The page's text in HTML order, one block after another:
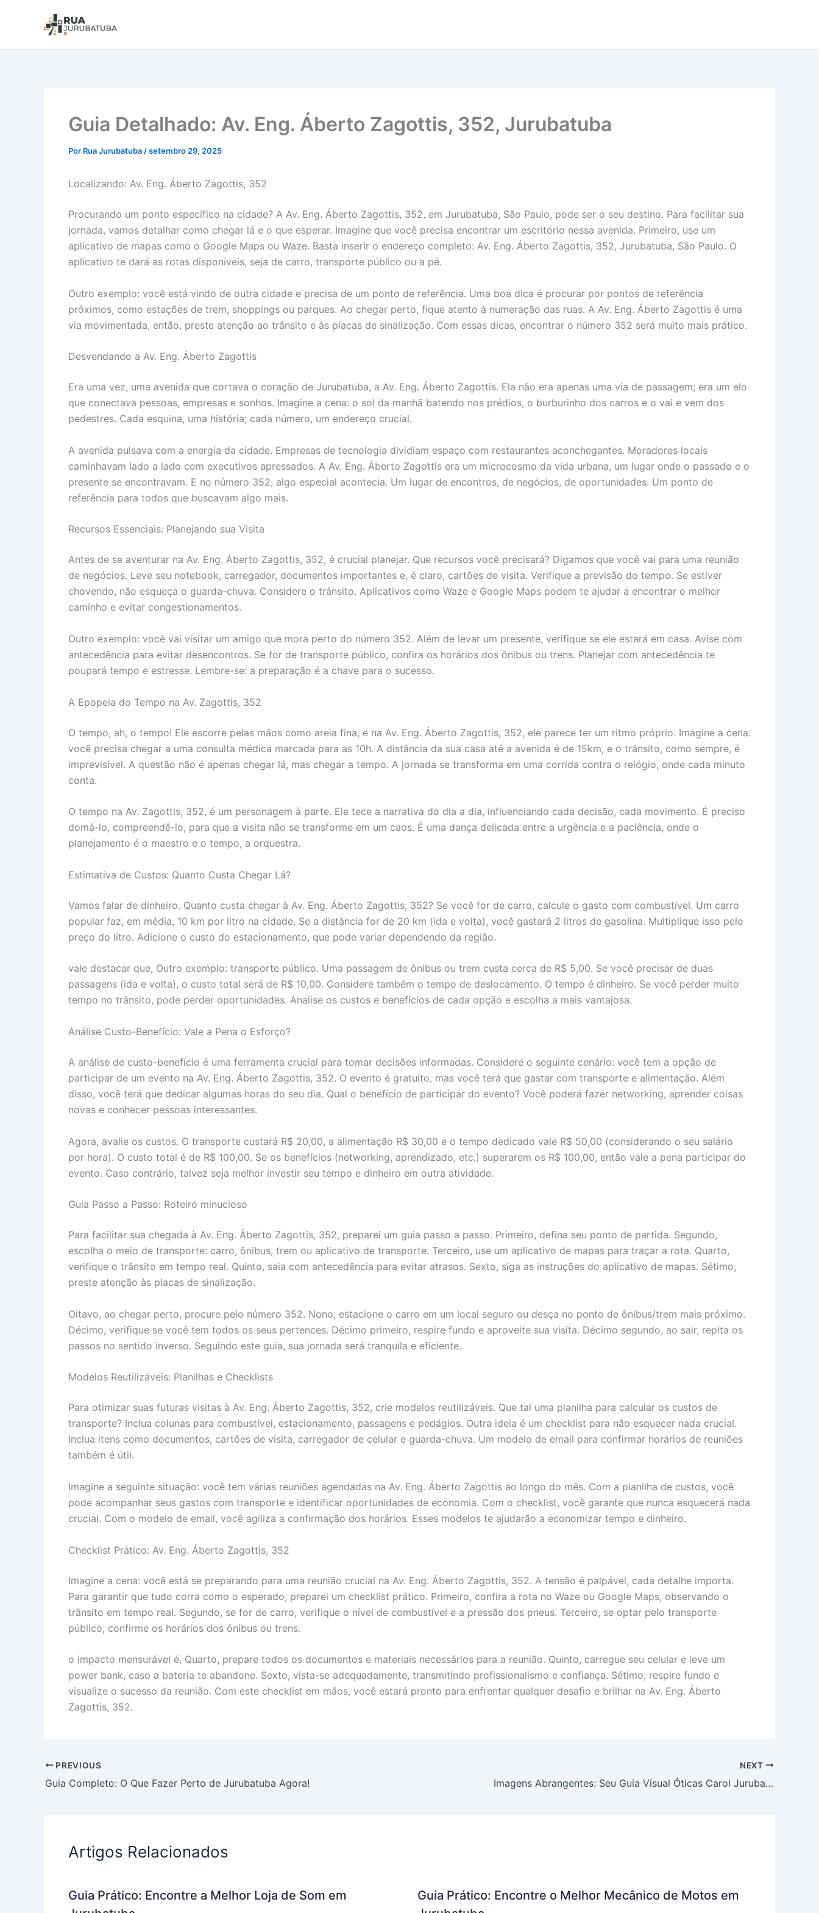
Guia Detalhado: Av. Eng. Áberto Zagottis, 352, Jurubatuba
Por Rua Jurubatuba /setembro 29, 2025
Localizando: Av. Eng. Áberto Zagottis, 352
Procurando um ponto específico na cidade? A Av. Eng. Áberto Zagottis, 352, em Jurubatuba, São Paulo, pode ser o seu destino. Para facilitar sua
jornada, vamos detalhar como chegar lá e o que esperar. Imagine que você precisa encontrar um escritório nessa avenida. Primeiro, use um
aplicativo de mapas como o Google Maps ou Waze. Basta inserir o endereço completo: Av. Eng. Áberto Zagottis, 352, Jurubatuba, São Paulo. O
aplicativo te dará as rotas disponíveis, seja de carro, transporte público ou a pé.
Outro exemplo: você está vindo de outra cidade e precisa de um ponto de referência. Uma boa dica é procurar por pontos de referência
próximos, como estações de trem, shoppings ou parques. Ao chegar perto, fique atento à numeração das ruas. A Av. Eng. Áberto Zagottis é uma
via movimentada, então, preste atenção ao trânsito e às placas de sinalização. Com essas dicas, encontrar o número 352 será muito mais prático.
Desvendando a Av. Eng. Áberto Zagottis
Era uma vez, uma avenida que cortava o coração de Jurubatuba, a Av. Eng. Áberto Zagottis. Ela não era apenas uma via de passagem; era um elo
que conectava pessoas, empresas e sonhos. Imagine a cena: o sol da manhã batendo nos prédios, o burburinho dos carros e o vai e vem dos
pedestres. Cada esquina, uma história; cada número, um endereço crucial.
A avenida pulsava com a energia da cidade. Empresas de tecnologia dividiam espaço com restaurantes aconchegantes. Moradores locais
caminhavam lado a lado com executivos apressados. A Av. Eng. Áberto Zagottis era um microcosmo da vida urbana, um lugar onde o passado e o
presente se encontravam. E no número 352, algo especial acontecia. Um lugar de encontros, de negócios, de oportunidades. Um ponto de
referência para todos que buscavam algo mais.
Recursos Essenciais: Planejando sua Visita
Antes de se aventurar na Av. Eng. Áberto Zagottis, 352, é crucial planejar. Que recursos você precisará? Digamos que você vai para uma reunião
de negócios. Leve seu notebook, carregador, documentos importantes e, é claro, cartões de visita. Verifique a previsão do tempo. Se estiver
chovendo, não esqueça o guarda-chuva. Considere o trânsito. Aplicativos como Waze e Google Maps podem te ajudar a encontrar o melhor
caminho e evitar congestionamentos.
Outro exemplo: você vai visitar um amigo que mora perto do número 352. Além de levar um presente, verifique se ele estará em casa. Avise com
antecedência para evitar desencontros. Se for de transporte público, confira os horários dos ônibus ou trens. Planejar com antecedência te
poupará tempo e estresse. Lembre-se: a preparação é a chave para o sucesso.
A Epopeia do Tempo na Av. Zagottis, 352
O tempo, ah, o tempo! Ele escorre pelas mãos como areia fina, e na Av. Eng. Áberto Zagottis, 352, ele parece ter um ritmo próprio. Imagine a cena:
você precisa chegar a uma consulta médica marcada para as 10h. A distância da sua casa até a avenida é de 15km, e o trânsito, como sempre, é
imprevisível. A questão não é apenas chegar lá, mas chegar a tempo. A jornada se transforma em uma corrida contra o relógio, onde cada minuto
conta.
O tempo na Av. Zagottis, 352, é um personagem à parte. Ele tece a narrativa do dia a dia, influenciando cada decisão, cada movimento. É preciso
domá-lo, compreendê-lo, para que a visita não se transforme em um caos. É uma dança delicada entre a urgência e a paciência, onde o
planejamento é o maestro e o tempo, a orquestra.
Estimativa de Custos: Quanto Custa Chegar Lá?
Vamos falar de dinheiro. Quanto custa chegar à Av. Eng. Áberto Zagottis, 352? Se você for de carro, calcule o gasto com combustível. Um carro
popular faz, em média, 10 km por litro na cidade. Se a distância for de 20 km (ida e volta), você gastará 2 litros de gasolina. Multiplique isso pelo
preço do litro. Adicione o custo do estacionamento, que pode variar dependendo da região.
vale destacar que, Outro exemplo: transporte público. Uma passagem de ônibus ou trem custa cerca de R$ 5,00. Se você precisar de duas
passagens (ida e volta), o custo total será de R$ 10,00. Considere também o tempo de deslocamento. O tempo é dinheiro. Se você perder muito
tempo no trânsito, pode perder oportunidades. Analise os custos e benefícios de cada opção e escolha a mais vantajosa.
Análise Custo-Benefício: Vale a Pena o Esforço?
A análise de custo-benefício é uma ferramenta crucial para tomar decisões informadas. Considere o seguinte cenário: você tem a opção de
participar de um evento na Av. Eng. Áberto Zagottis, 352. O evento é gratuito, mas você terá que gastar com transporte e alimentação. Além
disso, você terá que dedicar algumas horas do seu dia. Qual o benefício de participar do evento? Você poderá fazer networking, aprender coisas
novas e conhecer pessoas interessantes.
Agora, avalie os custos. O transporte custará R$ 20,00, a alimentação R$ 30,00 e o tempo dedicado vale R$ 50,00 (considerando o seu salário
por hora). O custo total é de R$ 100,00. Se os benefícios (networking, aprendizado, etc.) superarem os R$ 100,00, então vale a pena participar do
evento. Caso contrário, talvez seja melhor investir seu tempo e dinheiro em outra atividade.
Guia Passo a Passo: Roteiro minucioso
Para facilitar sua chegada à Av. Eng. Áberto Zagottis, 352, preparei um guia passo a passo. Primeiro, defina seu ponto de partida. Segundo,
escolha o meio de transporte: carro, ônibus, trem ou aplicativo de transporte. Terceiro, use um aplicativo de mapas para traçar a rota. Quarto,
verifique o trânsito em tempo real. Quinto, saia com antecedência para evitar atrasos. Sexto, siga as instruções do aplicativo de mapas. Sétimo,
preste atenção às placas de sinalização.
Oitavo, ao chegar perto, procure pelo número 352. Nono, estacione o carro em um local seguro ou desça no ponto de ônibus/trem mais próximo.
Décimo, verifique se você tem todos os seus pertences. Décimo primeiro, respire fundo e aproveite sua visita. Décimo segundo, ao sair, repita os
passos no sentido inverso. Seguindo este guia, sua jornada será tranquila e eficiente.
Modelos Reutilizáveis: Planilhas e Checklists
Para otimizar suas futuras visitas à Av. Eng. Áberto Zagottis, 352, crie modelos reutilizáveis. Que tal uma planilha para calcular os custos de
transporte? Inclua colunas para combustível, estacionamento, passagens e pedágios. Outra ideia é um checklist para não esquecer nada crucial.
Inclua itens como documentos, cartões de visita, carregador de celular e guarda-chuva. Um modelo de email para confirmar horários de reuniões
também é útil.
Imagine a seguinte situação: você tem várias reuniões agendadas na Av. Eng. Áberto Zagottis ao longo do mês. Com a planilha de custos, você
pode acompanhar seus gastos com transporte e identificar oportunidades de economia. Com o checklist, você garante que nunca esquecerá nada
crucial. Com o modelo de email, você agiliza a confirmação dos horários. Esses modelos te ajudarão a economizar tempo e dinheiro.
Checklist Prático: Av. Eng. Áberto Zagottis, 352
Imagine a cena: você está se preparando para uma reunião crucial na Av. Eng. Áberto Zagottis, 352. A tensão é palpável, cada detalhe importa.
Para garantir que tudo corra como o esperado, preparei um checklist prático. Primeiro, confira a rota no Waze ou Google Maps, observando o
trânsito em tempo real. Segundo, se for de carro, verifique o nível de combustível e a pressão dos pneus. Terceiro, se optar pelo transporte
público, confirme os horários dos ônibus ou trens.
o impacto mensurável é, Quarto, prepare todos os documentos e materiais necessários para a reunião. Quinto, carregue seu celular e leve um
power bank, caso a bateria te abandone. Sexto, vista-se adequadamente, transmitindo profissionalismo e confiança. Sétimo, respire fundo e
visualize o sucesso da reunião. Com este checklist em mãos, você estará pronto para enfrentar qualquer desafio e brilhar na Av. Eng. Áberto
Zagottis, 352.
PREVIOUS
Guia Completo: O Que Fazer Perto de Jurubatuba Agora!
NEXT
Imagens Abrangentes: Seu Guia Visual Óticas Carol Jurubatuba
Artigos Relacionados
Guia Prático: Encontre a Melhor Loja de Som em
Guia Prático: Encontre o Melhor Mecânico de Motos em